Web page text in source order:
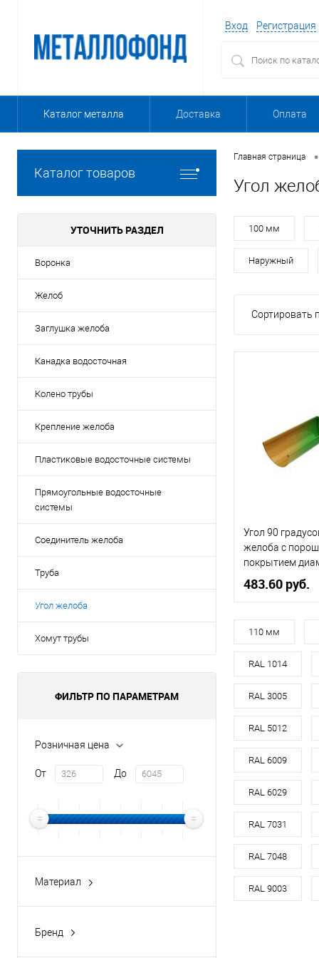
Вход Регистрация
Каталог металла Доставка Оплата
Каталог товаров
УТОЧНИТЬ РАЗДЕЛ
Воронка
Желоб
Заглушка желоба
Канадка водосточная
Колено трубы
Крепление желоба
Пластиковые водосточные системы
Прямоугольные водосточные
системы
Соединитель желоба
Труба
Угол желоба
Хомут трубы
ФИЛЬТР ПО ПАРАМЕТРАМ
Розничная цена
От До
Материал
Бренд
Главная страница •
Угол
100 мм
Наружный
Сортировать
Угол 90
желоба с
покрытием
цвета RAL
483.60 руб.
Диаметр, мм
Материал
Оттенок
Цвет
В
Купить в 1 клик
В избранное
110 мм
RAL 1014
RAL 3005
RAL 5012
RAL 6009
RAL 6029
RAL 7031
RAL 7048
RAL 9003